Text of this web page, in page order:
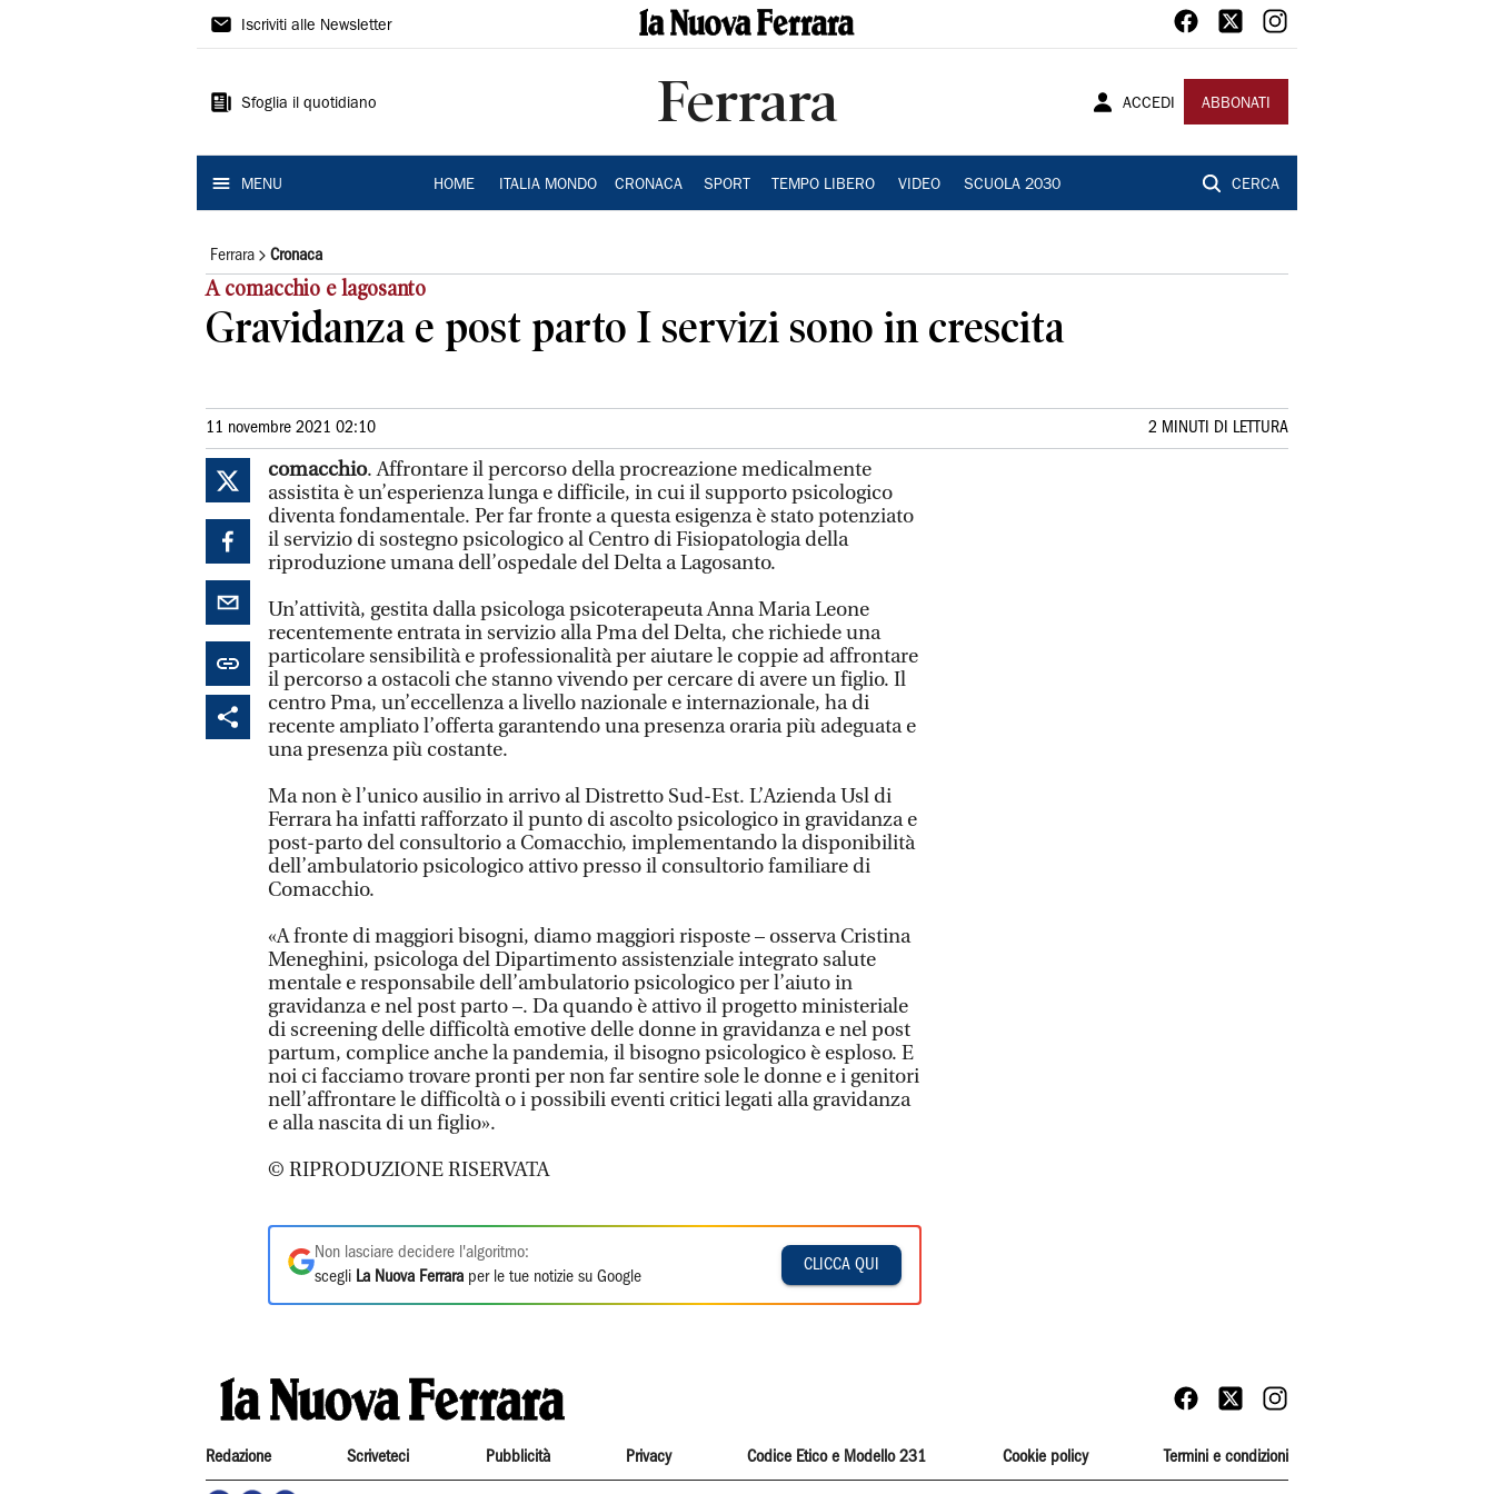
La
Ferrara
Iscriviti alle Newsletter
Sfoglia il quotidiano Ferrara ACCEDI ABBONATI
MENU HOME ITALIA MONDO CRONACA SPORT TEMPO LIBERO VIDEO SCUOLA 2030 CERCA
Ferrara Cronaca
A comacchio e lagosanto
Gravidanza e post parto I servizi sono in crescita
11 novembre 2021 02:10 2 MINUTI DI LETTURA
comacchio. Affrontare il percorso della procreazione medicalmente
assistita è un’esperienza lunga e difficile, in cui il supporto psicologico
diventa fondamentale. Per far fronte a questa esigenza è stato potenziato
il servizio di sostegno psicologico al Centro di Fisiopatologia della
riproduzione umana dell’ospedale del Delta a Lagosanto.
Un’attività, gestita dalla psicologa psicoterapeuta Anna Maria Leone
recentemente entrata in servizio alla Pma del Delta, che richiede una
particolare sensibilità e professionalità per aiutare le coppie ad affrontare
il percorso a ostacoli che stanno vivendo per cercare di avere un figlio. Il
centro Pma, un’eccellenza a livello nazionale e internazionale, ha di
recente ampliato l’offerta garantendo una presenza oraria più adeguata e
una presenza più costante.
Ma non è l’unico ausilio in arrivo al Distretto Sud-Est. L’Azienda Usl di
Ferrara ha infatti rafforzato il punto di ascolto psicologico in gravidanza e
post-parto del consultorio a Comacchio, implementando la disponibilità
dell’ambulatorio psicologico attivo presso il consultorio familiare di
Comacchio.
«A fronte di maggiori bisogni, diamo maggiori risposte – osserva Cristina
Meneghini, psicologa del Dipartimento assistenziale integrato salute
mentale e responsabile dell’ambulatorio psicologico per l’aiuto in
gravidanza e nel post parto –. Da quando è attivo il progetto ministeriale
di screening delle difficoltà emotive delle donne in gravidanza e nel post
partum, complice anche la pandemia, il bisogno psicologico è esploso. E
noi ci facciamo trovare pronti per non far sentire sole le donne e i genitori
nell’affrontare le difficoltà o i possibili eventi critici legati alla gravidanza
e alla nascita di un figlio».
© RIPRODUZIONE RISERVATA
Non lasciare decidere l'algoritmo:
scegli La Nuova Ferrara per le tue notizie su Google
CLICCA QUI
Redazione Scriveteci Pubblicità Privacy Codice Etico e Modello 231 Cookie policy Termini e condizioni